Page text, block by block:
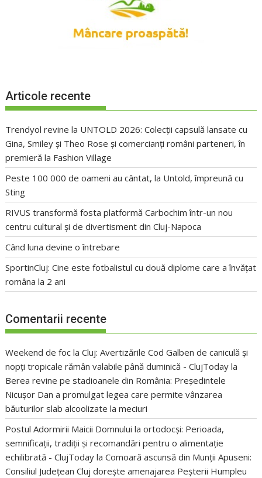
Articole recente
Trendyol revine la UNTOLD 2026: Colecții capsulă lansate cu
Gina, Smiley și Theo Rose și comercianți români parteneri, în
premieră la Fashion Village
Peste 100 000 de oameni au cântat, la Untold, împreună cu
Sting
RIVUS transformă fosta platformă Carbochim într-un nou
centru cultural și de divertisment din Cluj-Napoca
Când luna devine o întrebare
SportinCluj: Cine este fotbalistul cu două diplome care a învățat
româna la 2 ani
Comentarii recente
Weekend de foc la Cluj: Avertizările Cod Galben de caniculă și
nopți tropicale rămân valabile până duminică - ClujToday la
Berea revine pe stadioanele din România: Președintele
Nicușor Dan a promulgat legea care permite vânzarea
băuturilor slab alcoolizate la meciuri
Postul Adormirii Maicii Domnului la ortodocși: Perioada,
semnificații, tradiții și recomandări pentru o alimentație
echilibrată - ClujToday laComoară ascunsă din Munții Apuseni:
Consiliul Județean Cluj dorește amenajarea Peșterii Humpleu